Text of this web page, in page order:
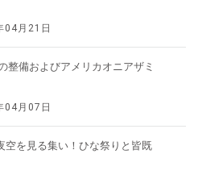
04月21日
整備およびアメリカオニアザミ
04月07日
空を見る集い！ひな祭りと皆既